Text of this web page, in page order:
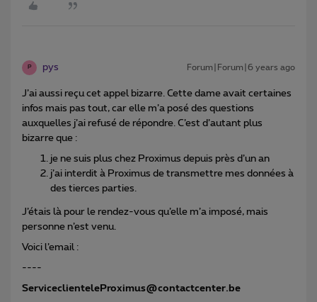
P pys Forum|Forum|6 years ago
J’ai aussi reçu cet appel bizarre. Cette dame avait certaines
infos mais pas tout, car elle m’a posé des questions
auxquelles j’ai refusé de répondre. C’est d’autant plus
bizarre que :
je ne suis plus chez Proximus depuis près d’un an
j’ai interdit à Proximus de transmettre mes données à
des tierces parties.
J’étais là pour le rendez-vous qu’elle m’a imposé, mais
personne n’est venu.
Voici l’email :
----
ServiceclienteleProximus@contactcenter.be